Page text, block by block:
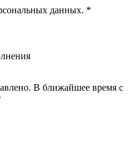
данных. *
В ближайшее время с